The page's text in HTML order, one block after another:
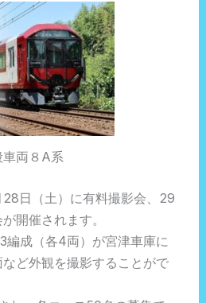
車両８A系
日（土）に有料撮影会、29
開催されます。
成（各4両）が宮津車庫に
ど外観を撮影することがで